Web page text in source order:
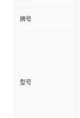
牌号
型号